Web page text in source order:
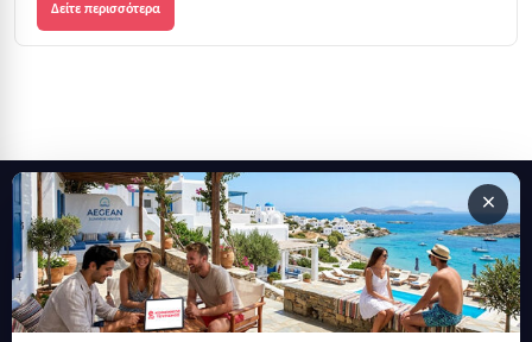
Δείτε περισσότερα
×
Εγγραφείτε στο newsletter μας
Μείνετε ενημερωμένοι με τις τελευταίες ειδήσεις, ανακοινώσεις
και άρθρα.